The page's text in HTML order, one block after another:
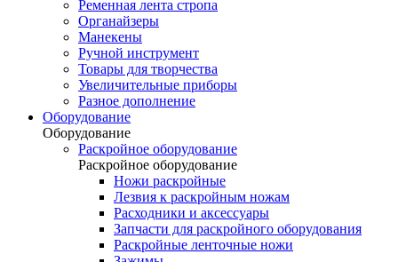
Ременная лента стропа
Органайзеры
Манекены
Ручной инструмент
Товары для творчества
Увеличительные приборы
Разное дополнение
Оборудование
Оборудование
Раскройное оборудование
Раскройное оборудование
Ножи раскройные
Лезвия к раскройным ножам
Расходники и аксессуары
Запчасти для раскройного оборудования
Раскройные ленточные ножи